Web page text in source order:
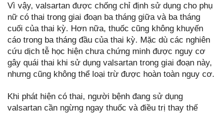
Vì vậy, valsartan được chống chỉ định sử dụng cho phụ
nữ có thai trong giai đoạn ba tháng giữa và ba tháng
cuối của thai kỳ. Hơn nữa, thuốc cũng không khuyến
cáo trong ba tháng đầu của thai kỳ. Mặc dù các nghiên
cứu dịch tễ học hiện chưa chứng minh được nguy cơ
gây quái thai khi sử dụng valsartan trong giai đoạn này,
nhưng cũng không thể loại trừ được hoàn toàn nguy cơ.
Khi phát hiện có thai, người bệnh đang sử dụng
valsartan cần ngừng ngay thuốc và điều trị thay thế